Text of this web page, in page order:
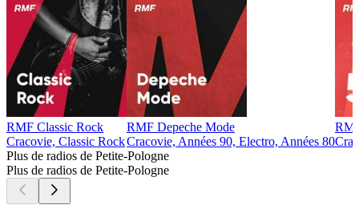
RMF Classic Rock
Cracovie, Classic Rock
RMF Depeche Mode
Cracovie, Années 90, Electro, Années 80
Plus de radios de Petite-Pologne
Plus de radios de Petite-Pologne